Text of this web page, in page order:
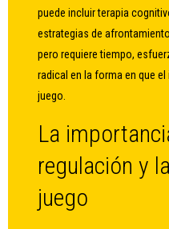
puede incluir terapia
estrategias de
pero requiere tiempo,
radical en la forma en que
juego.
La
regulación y
juego